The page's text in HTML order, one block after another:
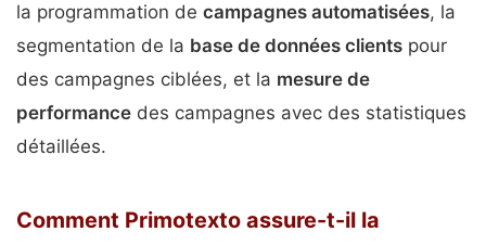
la programmation de campagnes automatisées, la
segmentation de la base de données clients pour
des campagnes ciblées, et la mesure de
performance des campagnes avec des statistiques
détaillées.
Comment Primotexto assure-t-il la